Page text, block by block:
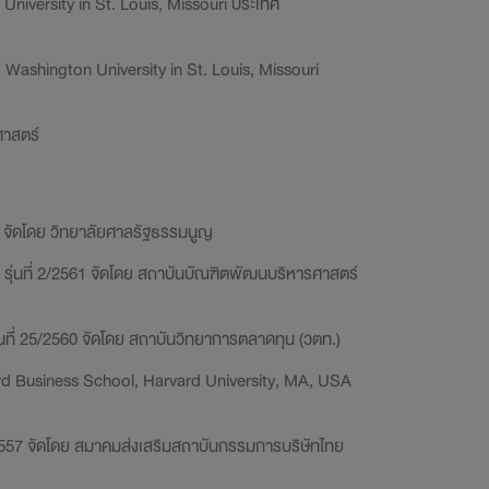
University in St. Louis, Missouri
สตร์
ดโดย วิทยาลัยศาลรัฐธรรมนูญ
รุ่นที่ 2/2561 จัดโดย สถาบันบัณฑิตพัฒนบริหารศาสตร์
25/2560 จัดโดย สถาบันวิทยาการตลาดทุน (วตท.)
School, Harvard University, MA, USA
จัดโดย สมาคมส่งเสริมสถาบันกรรมการบริษัทไทย